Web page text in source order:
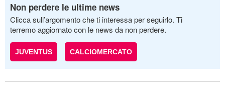
Non perdere le ultime news
Clicca sull’argomento che ti interessa per seguirlo. Ti
terremo aggiornato con le news da non perdere.
JUVENTUS CALCIOMERCATO